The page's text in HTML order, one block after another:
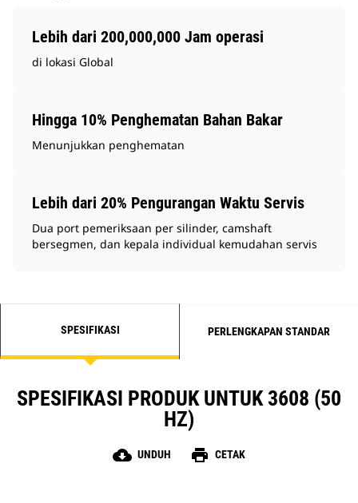
Lebih dari 200,000,000 Jam operasi
di lokasi Global
Hingga 10% Penghematan Bahan Bakar
Menunjukkan penghematan
Lebih dari 20% Pengurangan Waktu Servis
Dua port pemeriksaan per silinder, camshaft
bersegmen, dan kepala individual kemudahan servis
SPESIFIKASI PERLENGKAPAN STANDAR
SPESIFIKASI PRODUK UNTUK 3608 (50
HZ)
cloud_download UNDUH print CETAK